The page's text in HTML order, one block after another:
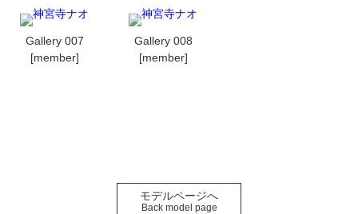
Gallery 007
[member]
Gallery 008
[member]
モデルページへ
Back model page